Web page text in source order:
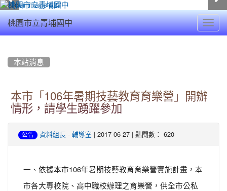
桃園市立青埔國中
本站消息
本市「106年暑期技藝教育育樂營」開辦
情形，請學生踴躍參加
公告 資料組長 - 輔導室 | 2017-06-27 | 點閱數： 620
一、依據本市106年暑期技藝教育育樂營實施計畫，本
市各大專校院、高中職校辦理之育樂營，供全市公私